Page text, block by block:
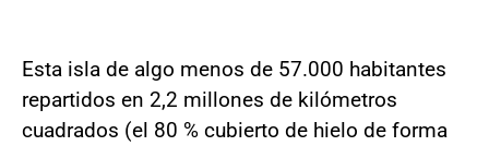
Esta isla de algo menos de 57.000 habitantes
repartidos en 2,2 millones de kilómetros
cuadrados (el 80 % cubierto de hielo de forma